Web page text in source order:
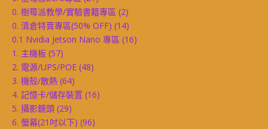
0. 樹莓派教學/實驗書籍專區 (2)
0. 清倉特賣專區(50% OFF) (14)
0.1 Nvidia Jetson Nano 專區 (16)
1. 主機板 (57)
2. 電源/UPS/POE (48)
3. 機殼/散熱 (64)
4. 記憶卡/儲存裝置 (16)
5. 攝影鏡頭 (29)
6. 螢幕(21吋以下) (96)